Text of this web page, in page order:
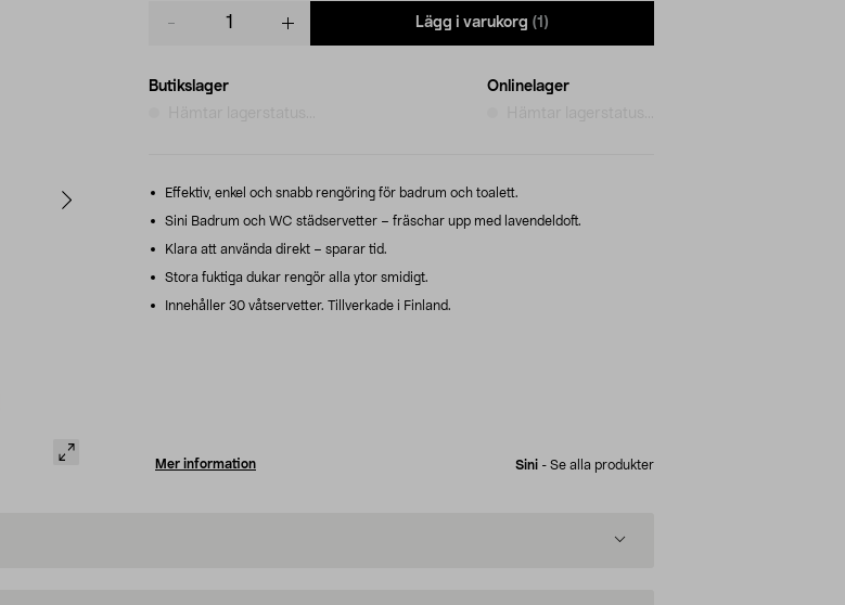
Lägg i varukorg (1)
Butikslager
Onlinelager
Effektiv, enkel och snabb rengöring för badrum och toalett.
Sini Badrum och WC städservetter – fräschar upp med lavendeldoft.
Klara att använda direkt – sparar tid.
Stora fuktiga dukar rengör alla ytor smidigt.
Innehåller 30 våtservetter. Tillverkade i Finland.
Mer information Sini - Se alla produkter